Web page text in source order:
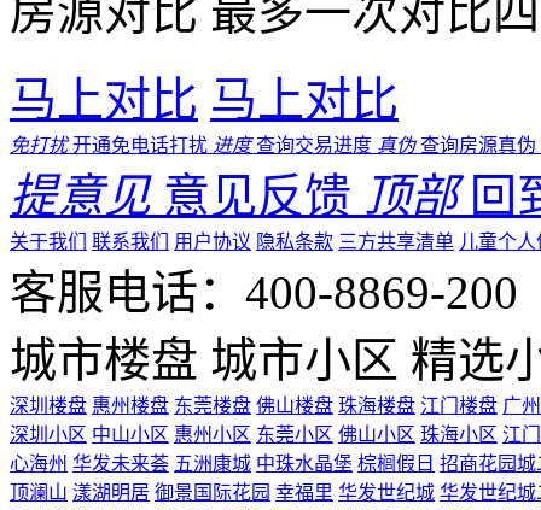
房源对比 最多一次对比
马上对比 马上对比
免打扰 开通免电话打扰 进度 查询交易进度 真伪 查询房源真伪
提意见 意见反馈 顶部 回
关于我们 联系我们 用户协议 隐私条款 三方共享清单 儿童个
客服电话：400-8869-200
城市楼盘 城市小区 精选
深圳楼盘 惠州楼盘 东莞楼盘 佛山楼盘 珠海楼盘 江门楼盘 广
深圳小区 中山小区 惠州小区 东莞小区 佛山小区 珠海小区 江
心海州 华发未来荟 五洲康城 中珠水晶堡 棕榈假日 招商花园城
顶澜山 漾湖明居 御景国际花园 幸福里 华发世纪城 华发世纪城